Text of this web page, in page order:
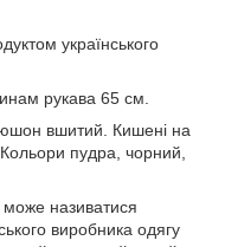
українського
рукава 65 см.
вшитий. Кишені на
пудра, чорний,
може називатися
виробника одягу